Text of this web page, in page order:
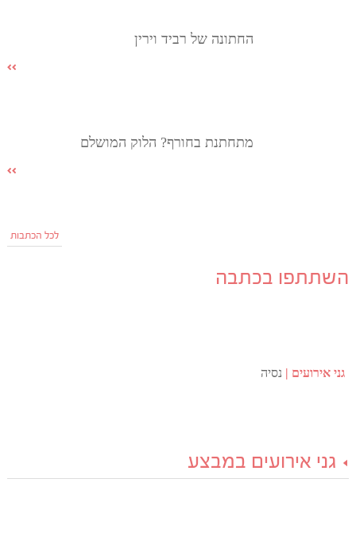
החתונה של רביד וירין
מתחתנת בחורף? הלוק המושלם
לכל הכתבות
השתתפו בכתבה
גני אירועים נסיה
גני אירועים במבצע